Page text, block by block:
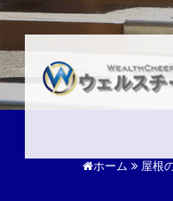
ホーム 屋根